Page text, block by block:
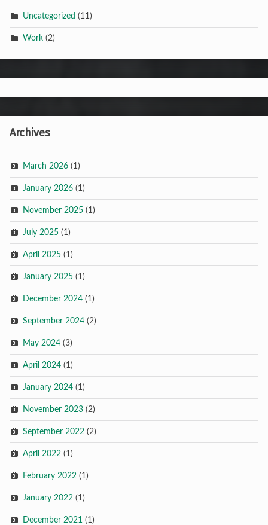
Uncategorized (11)
Work (2)
Archives
March 2026 (1)
January 2026 (1)
November 2025 (1)
July 2025 (1)
April 2025 (1)
January 2025 (1)
December 2024 (1)
September 2024 (2)
May 2024 (3)
April 2024 (1)
January 2024 (1)
November 2023 (2)
September 2022 (2)
April 2022 (1)
February 2022 (1)
January 2022 (1)
December 2021 (1)